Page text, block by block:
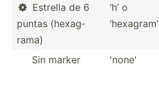

Estrella de 6
puntas (hexag­
rama)
‘h’ o
‘hexagram’
­ ­ ­ ­ Sin marker
'none'